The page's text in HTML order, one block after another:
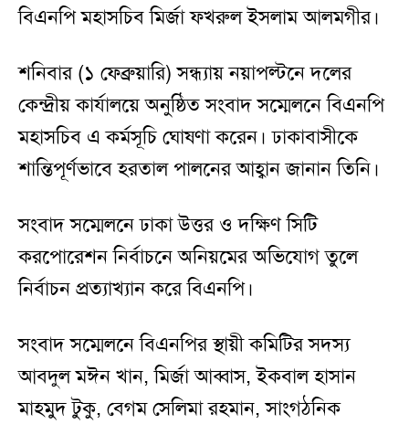
বিএনপি মহাসচিব মির্জা ফখরুল ইসলাম আলমগীর।
শনিবার (১ ফেব্রুয়ারি) সন্ধ্যায় নয়াপল্টনে দলের
কেন্দ্রীয় কার্যালয়ে অনুষ্ঠিত সংবাদ সম্মেলনে বিএনপি
মহাসচিব এ কর্মসূচি ঘোষণা করেন। ঢাকাবাসীকে
শান্তিপূর্ণভাবে হরতাল পালনের আহ্বান জানান তিনি।
সংবাদ সম্মেলনে ঢাকা উত্তর ও দক্ষিণ সিটি
করপোরেশন নির্বাচনে অনিয়মের অভিযোগ তুলে
নির্বাচন প্রত্যাখ্যান করে বিএনপি।
সংবাদ সম্মেলনে বিএনপির স্থায়ী কমিটির সদস্য
আবদুল মঈন খান, মির্জা আব্বাস, ইকবাল হাসান
মাহমুদ টুকু, বেগম সেলিমা রহমান, সাংগঠনিক